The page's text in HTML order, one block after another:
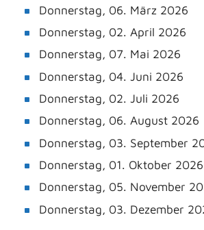
Donnerstag, 06. März 2026
Donnerstag, 02. April 2026
Donnerstag, 07. Mai 2026
Donnerstag, 04. Juni 2026
Donnerstag, 02. Juli 2026
Donnerstag, 06. August 2026
Donnerstag, 03. September
Donnerstag, 01. Oktober 2026
Donnerstag, 05. November
Donnerstag, 03. Dezember